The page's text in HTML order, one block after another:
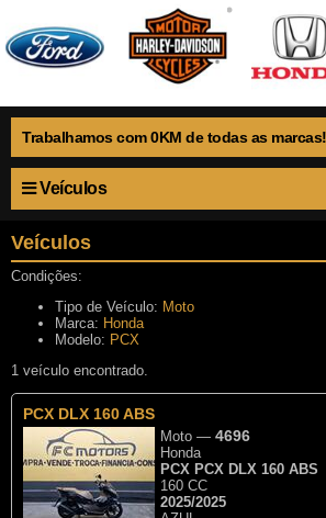
Trabalhamos com 0KM de todas as
Veículos
Veículos
Condições:
Tipo de Veículo: Moto
Marca: Honda
Modelo: PCX
1 veículo encontrado.
PCX DLX 160 ABS
Moto — 4696
Honda
PCX PCX DLX 160 ABS
160 CC
2025/2025